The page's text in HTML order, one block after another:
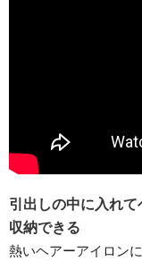
引出しの中に入れ
収納できる
熱いヘアーアイロン